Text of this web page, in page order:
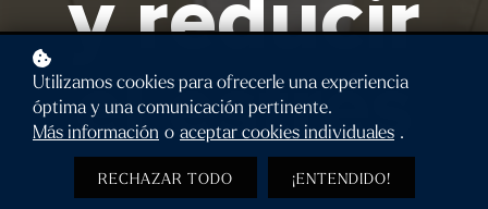
el estrés
Utilizamos cookies para ofrecerle una experiencia
óptima y una comunicación pertinente.
Más información o aceptar cookies individuales .
RECHAZAR TODO ¡ENTENDIDO!